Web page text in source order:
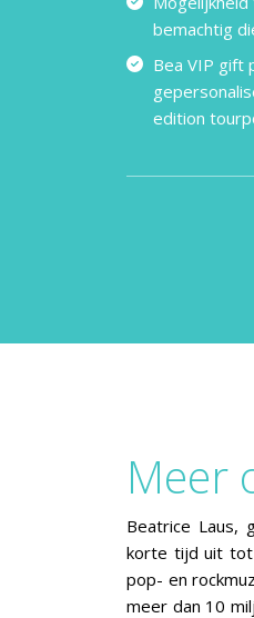
bemachtig
Bea VIP gift
edition
Meer
Beatrice Laus,
korte tijd uit tot
pop- en
meer dan 10